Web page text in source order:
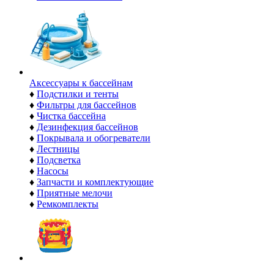
Аксессуары к бассейнам
♦ Подстилки и тенты
♦ Фильтры для бассейнов
♦ Чистка бассейна
♦ Дезинфекция бассейнов
♦ Покрывала и обогреватели
♦ Лестницы
♦ Подсветка
♦ Насосы
♦ Запчасти и комплектующие
♦ Приятные мелочи
♦ Ремкомплекты